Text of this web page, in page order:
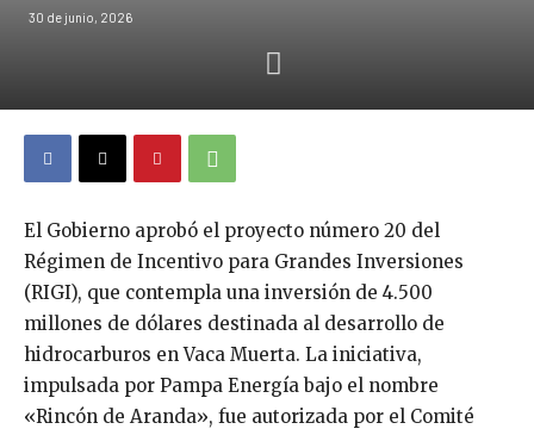
30 de junio, 2026
El Gobierno aprobó el proyecto número 20 del
Régimen de Incentivo para Grandes Inversiones
(RIGI), que contempla una inversión de 4.500
millones de dólares destinada al desarrollo de
hidrocarburos en Vaca Muerta. La iniciativa,
impulsada por Pampa Energía bajo el nombre
«Rincón de Aranda», fue autorizada por el Comité